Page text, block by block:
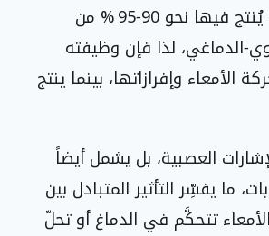
وتحتوي الأمعاء على معظم مخزون الجسم من السيروتونين؛ حيث يُنتج فيها نحو 90‑95 % من
لذا فإن وظيفته
وإفرازاتها، بينما ينتج
العصبية، بل يشمل أيضاً
ما يفسِّر التأثير المتبادل بين
تتحكَّم في الدماغ أو تحلّ